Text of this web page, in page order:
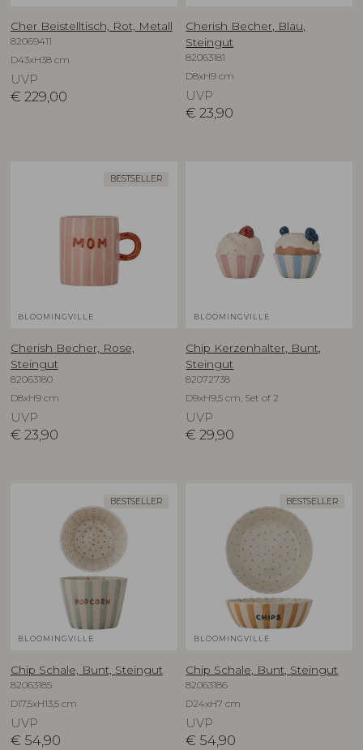
Cher Beistelltisch, Rot, Metall
82069411
D43xH38 cm
UVP
€ 229,00
Cherish Becher, Blau,
Steingut
82063181
D8xH9 cm
UVP
€ 23,90
BESTSELLER
BLOOMINGVILLE
Cherish Becher, Rose,
Steingut
82063180
D8xH9 cm
UVP
€ 23,90
BLOOMINGVILLE
Chip Kerzenhalter, Bunt,
Steingut
82072738
D9xH9,5 cm, Set of 2
UVP
€ 29,90
BESTSELLER
BLOOMINGVILLE
Chip Schale, Bunt, Steingut
82063185
D17,5xH13,5 cm
UVP
€ 54,90
BESTSELLER
BLOOMINGVILLE
Chip Schale, Bunt, Steingut
82063186
D24xH7 cm
UVP
€ 54,90